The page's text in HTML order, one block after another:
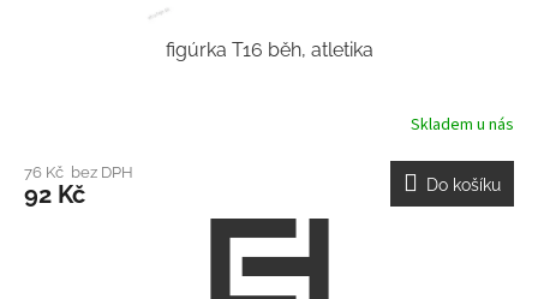
figúrka T16 běh, atletika
Skladem u nás
76 Kč bez DPH
92 Kč Do košíku